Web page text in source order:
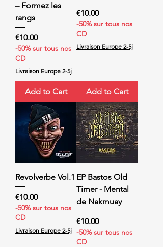
– Formez les
rangs
Price
€10.00
-50% sur tous nos
CD
Livraison Europe 2-5j
Add to Cart
Price
€10.00
-50% sur tous nos
CD
Livraison Europe 2-5j
Add to Cart
Revolverbe Vol.1
Price
€10.00
-50% sur tous nos
CD
Livraison Europe 2-5j
EP Bastos Old
Timer - Mental
de Nakmuay
Price
€10.00
-50% sur tous nos
CD